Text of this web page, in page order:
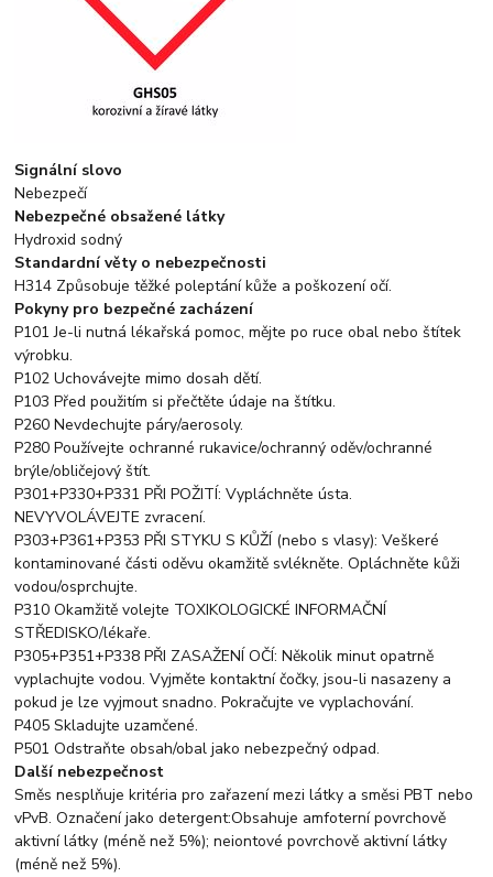
Signální slovo
Nebezpečí
Nebezpečné obsažené látky
Hydroxid sodný
Standardní věty o nebezpečnosti
H314 Způsobuje těžké poleptání kůže a poškození očí.
Pokyny pro bezpečné zacházení
P101 Je-li nutná lékařská pomoc, mějte po ruce obal nebo štítek
výrobku.
P102 Uchovávejte mimo dosah dětí.
P103 Před použitím si přečtěte údaje na štítku.
P260 Nevdechujte páry/aerosoly.
P280 Používejte ochranné rukavice/ochranný oděv/ochranné
brýle/obličejový štít.
P301+P330+P331 PŘI POŽITÍ: Vypláchněte ústa.
NEVYVOLÁVEJTE zvracení.
P303+P361+P353 PŘI STYKU S KŮŽÍ (nebo s vlasy): Veškeré
kontaminované části oděvu okamžitě svlékněte. Opláchněte kůži
vodou/osprchujte.
P310 Okamžitě volejte TOXIKOLOGICKÉ INFORMAČNÍ
STŘEDISKO/lékaře.
P305+P351+P338 PŘI ZASAŽENÍ OČÍ: Několik minut opatrně
vyplachujte vodou. Vyjměte kontaktní čočky, jsou-li nasazeny a
pokud je lze vyjmout snadno. Pokračujte ve vyplachování.
P405 Skladujte uzamčené.
P501 Odstraňte obsah/obal jako nebezpečný odpad.
Další nebezpečnost
Směs nesplňuje kritéria pro zařazení mezi látky a směsi PBT nebo
vPvB. Označení jako detergent:Obsahuje amfoterní povrchově
aktivní látky (méně než 5%); neiontové povrchově aktivní látky
(méně než 5%).